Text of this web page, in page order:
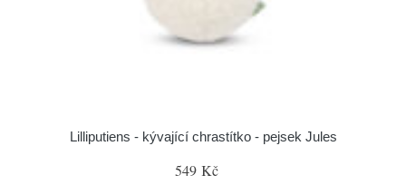
Lilliputiens - kývající chrastítko - pejsek Jules
549 Kč